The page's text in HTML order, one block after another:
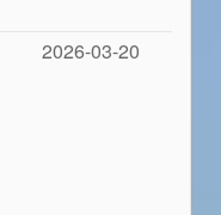
2026-03-20